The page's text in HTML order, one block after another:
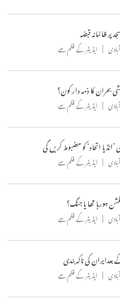
پر ظالمانہ قبضہ
ایڈیٹر کے قلم سے
بحران کا ذمہ دار کون؟
ایڈیٹر کے قلم سے
اتحاد‘ کو مضبوط کریں گی
ایڈیٹر کے قلم سے
ہورہا تھا یا جنگ؟
ایڈیٹر کے قلم سے
کی ناکہ بندی
ایڈیٹر کے قلم سے